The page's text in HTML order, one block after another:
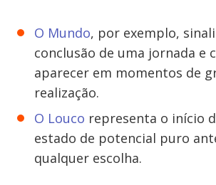
O Mundo, por exemplo,
conclusão de uma jornada e
aparecer em momentos de
realização.
O Louco representa o início
estado de potencial puro
qualquer escolha.